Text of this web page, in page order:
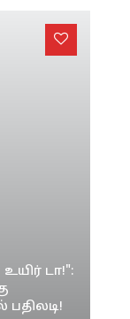
டா!":